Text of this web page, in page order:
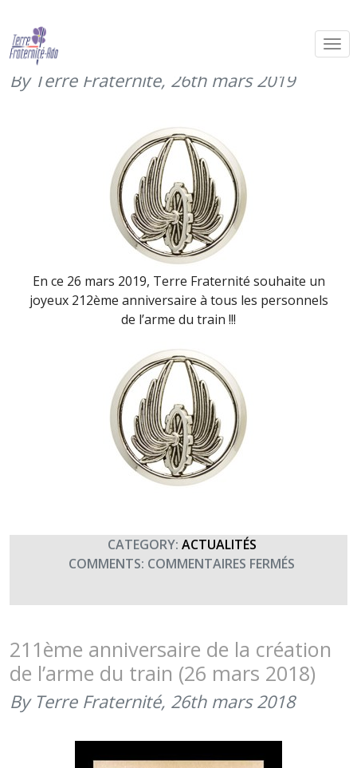
Bon anniversaire à l’arme du train
(26 mars 2019)
By Terre Fraternité, 26th mars 2019
En ce 26 mars 2019, Terre Fraternité souhaite un
joyeux 212ème anniversaire à tous les personnels
de l’arme du train !!!
CATEGORY: ACTUALITÉS
COMMENTS: COMMENTAIRES FERMÉS
L’ARME
DU
TRAIN
(26
211ème anniversaire de la création
de l’arme du train (26 mars 2018)
By Terre Fraternité, 26th mars 2018